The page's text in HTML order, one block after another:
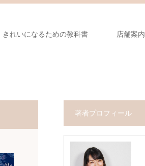
きれいになるための教科書 店舗案内
著者プロフィール